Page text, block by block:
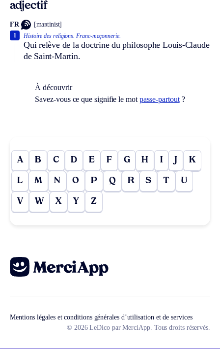
adjectif
FR [maʀtinist]
Histoire des religions. Franc-maçonnerie.
Qui relève de la doctrine du philosophe Louis-Claude
de Saint-Martin.
1
À découvrir
Savez-vous ce que signifie le mot passe-partout?
A B C D E F G H I J K
L M N O P Q R S T U
V W X Y Z
Mentions légales et conditions générales d’utilisation et de services
© 2026 LeDico par MerciApp. Tous droits réservés.